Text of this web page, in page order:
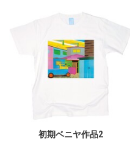
初期ベニヤ作品2